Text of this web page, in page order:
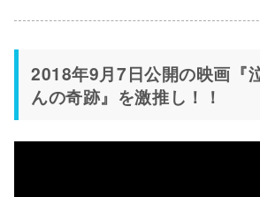
2018年9月7日公開の映画『
んの奇跡』を激推し！！